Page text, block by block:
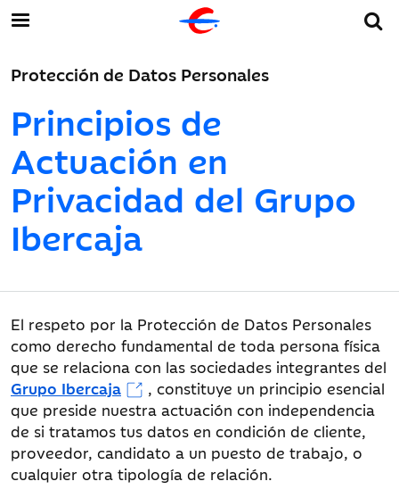
Protección de Datos Personales
Principios de
Actuación en
Privacidad del Grupo
Ibercaja
El respeto por la Protección de Datos Personales
como derecho fundamental de toda persona física
que se relaciona con las sociedades integrantes del
Grupo Ibercaja
, constituye un principio esencial
que preside nuestra actuación con independencia
de si tratamos tus datos en condición de cliente,
proveedor, candidato a un puesto de trabajo, o
cualquier otra tipología de relación.